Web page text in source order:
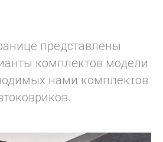
представлены
комплектов модели
нами комплектов